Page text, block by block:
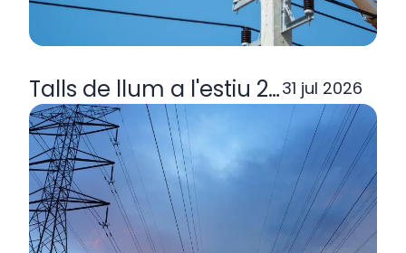
Talls de llum a l'estiu 2026: per
31 jul 2026